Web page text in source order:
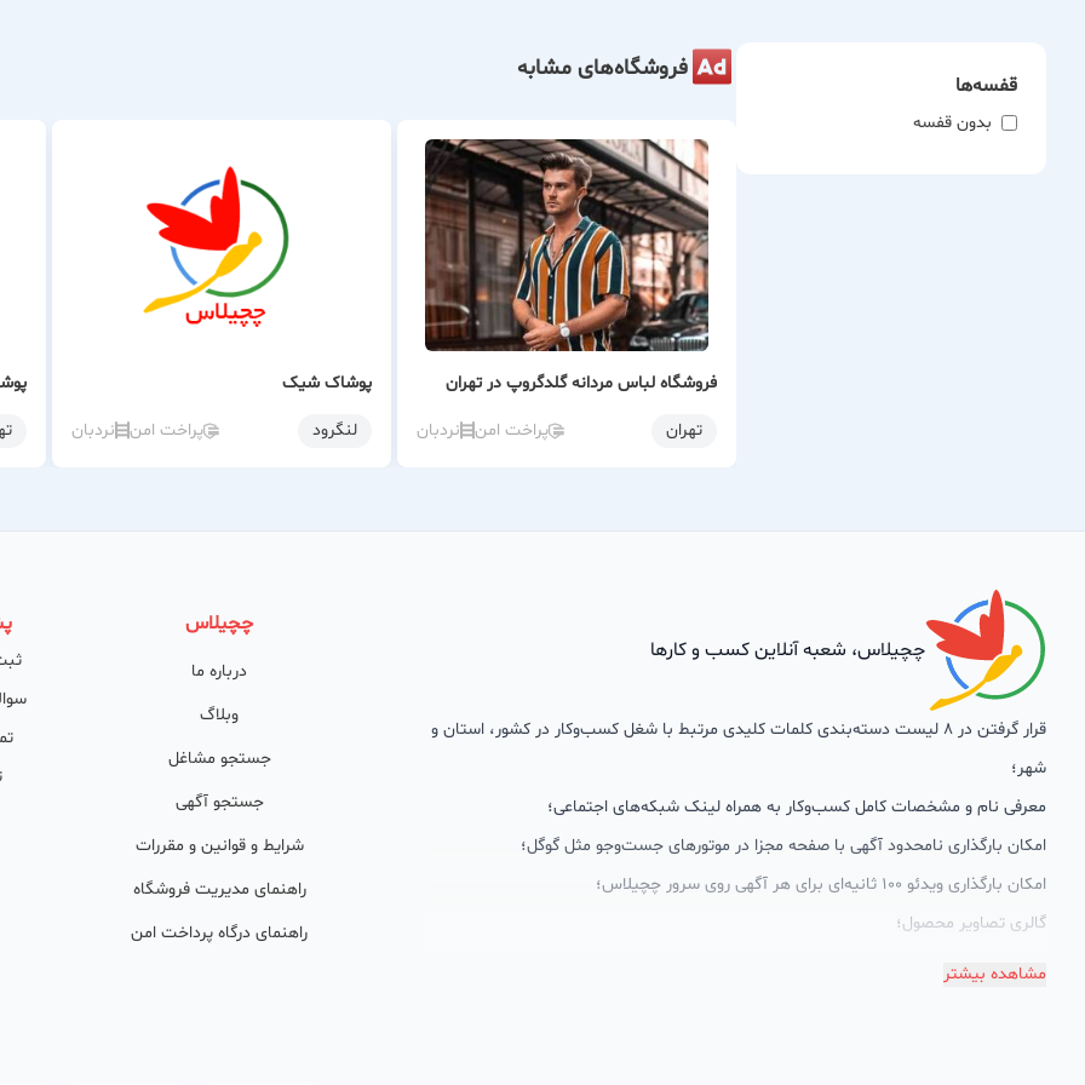
قفسه‌ها
بدون قفسه
فروشگاه‌های مشابه
فروشگاه لباس مردانه گلدگروپ در تهران
تهران پراخت امن نردبان
پوشاک شیک
لنگرود پراخت امن نردبان
چچیلاس، شعبه آنلاین کسب و کارها
قرار گرفتن در 8 لیست دسته‌بندی کلمات کلیدی مرتبط با شغل کسب‌وکار در کشور، استان و
شهر؛
معرفی نام و مشخصات کامل کسب‌وکار به همراه لینک شبکه‌های اجتماعی؛
امکان بارگذاری نامحدود آگهی با صفحه مجزا در موتورهای جست‌وجو مثل گوگل؛
امکان بارگذاری ویدئو 100 ثانیه‌ای برای هر آگهی روی سرور چچیلاس؛
گالری تصاویر محصول؛
امکان دسته‌بندی آگهی‌ها
مشاهده بیشتر
چچیلاس
درباره ما
وبلاگ
جستجو مشاغل
جستجو آگهی
شرایط و قوانین و مقررات
راهنمای مدیریت فروشگاه
راهنمای درگاه پرداخت امن